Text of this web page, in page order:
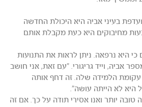
בעיני אביה היא היכולת החדשה
מחיבוקים היא כעת מקבלת אותם
כי היא נרפאה. ניתן לראות את התנועות
אביה, וייד גריגורי. "עם זאת, אני חושב
הלמידה שלה. זה דחף אותה
היא לא הייתה עושה".
טובה יותר ואנו אסירי תודה על כך. אם זה